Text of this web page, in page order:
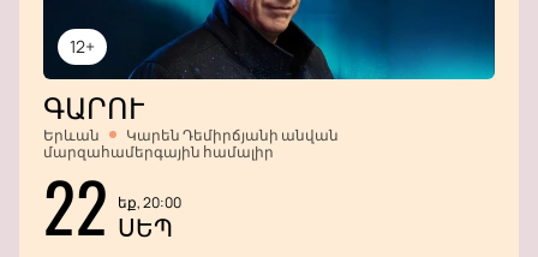
12+
ԳԱՐՈՒ
Երևան
Կարեն Դեմիրճյանի անվան
մարզահամերգային համալիր
22 եք, 20:00
ՍԵՊ